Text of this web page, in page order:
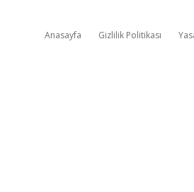
Anasayfa Gizlilik Politikası